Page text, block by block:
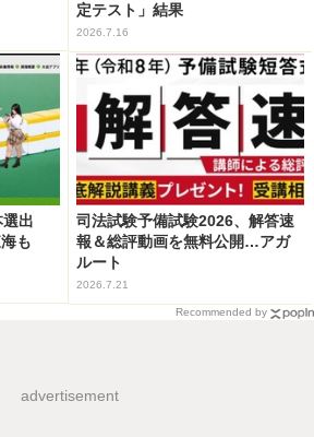
定テスト」結果
2026.7.16
出
も
司法試験予備試験2026、解答速
報＆総評動画を無料公開…アガ
ルート
2026.7.21
Recommended by
advertisement